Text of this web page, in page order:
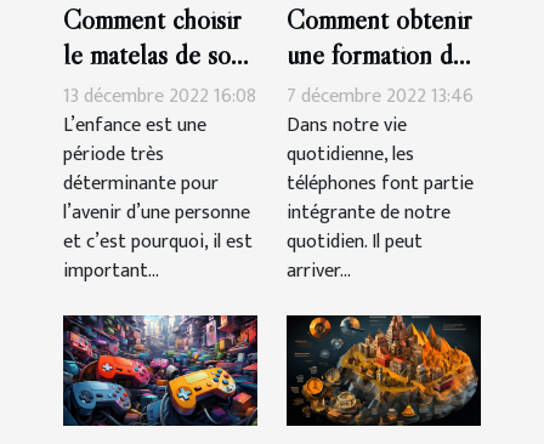
Comment choisir
le matelas de son
enfant?
13 décembre 2022 16:08
L’enfance est une
période très
déterminante pour
l’avenir d’une personne
et c’est pourquoi, il est
important...
Comment obtenir
une formation de
réparation de
smartphone à
Montpelier ?
7 décembre 2022 13:46
Dans notre vie
quotidienne, les
téléphones font partie
intégrante de notre
quotidien. Il peut
arriver...